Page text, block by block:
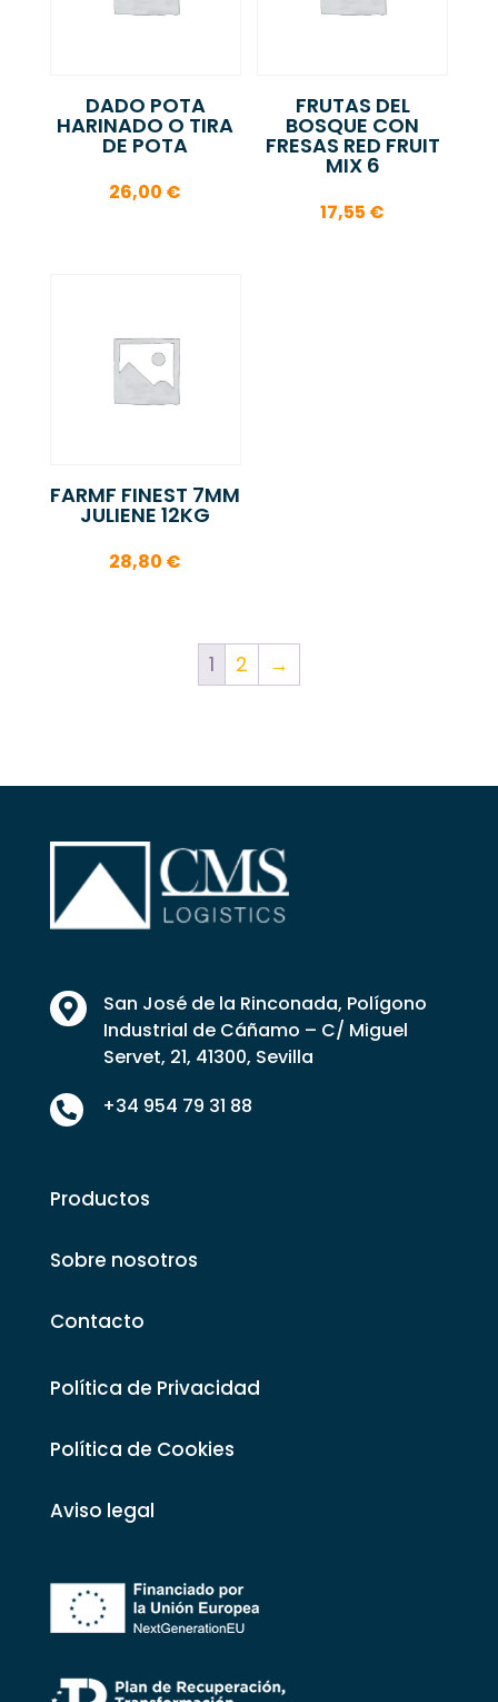
DADO POTA
HARINADO O TIRA
DE POTA
26,00 €
FRUTAS DEL
BOSQUE CON
FRESAS RED FRUIT
MIX 6
17,55 €
FARMF FINEST 7MM
JULIENE 12KG
28,80 €
1 2 →

San José de la Rinconada, Polígono
Industrial de Cáñamo – C/ Miguel
Servet, 21, 41300, Sevilla
 +34 954 79 31 88
Productos
Sobre nosotros
Contacto
Política de Privacidad
Política de Cookies
Aviso legal